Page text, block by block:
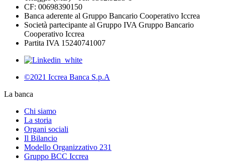
CF: 00698390150
Banca aderente al Gruppo Bancario Cooperativo Iccrea
Società partecipante al Gruppo IVA Gruppo Bancario
Cooperativo Iccrea
Partita IVA 15240741007
©2021 Iccrea Banca S.p.A
La banca
Chi siamo
La storia
Organi sociali
Il Bilancio
Modello Organizzativo 231
Gruppo BCC Iccrea